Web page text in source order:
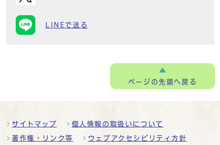
LINEで送る
ページの先頭へ戻る
サイトマップ 個人情報の取扱いについて
著作権・リンク等 ウェブアクセシビリティ方針